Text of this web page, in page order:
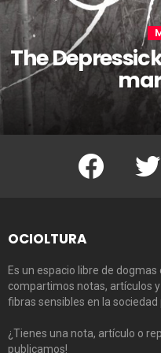
The
Facebook
OCIOLTURA
Es un espacio libre de
compartimos notas, artículos
fibras sensibles en la sociedad
¿Tienes una nota, artículo o
publicamos!